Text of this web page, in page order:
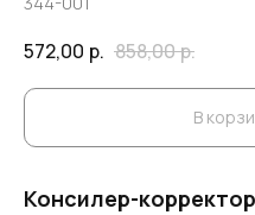
572,00 р. 858,00р.
В
Консилер-